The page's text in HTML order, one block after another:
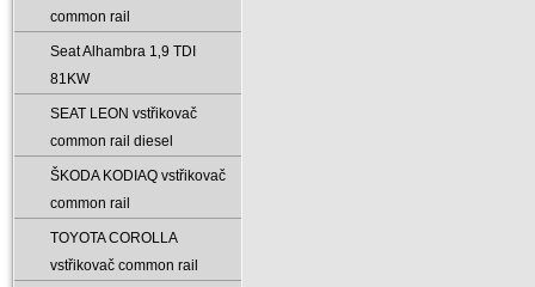
common rail
Seat Alhambra 1‚9 TDI
81KW
SEAT LEON vstřikovač
common rail diesel
ŠKODA KODIAQ vstřikovač
common rail
TOYOTA COROLLA
vstřikovač common rail